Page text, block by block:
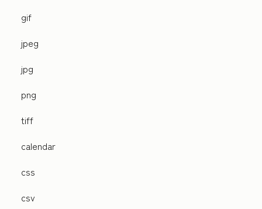
gif
jpeg
jpg
png
tiff
calendar
css
csv